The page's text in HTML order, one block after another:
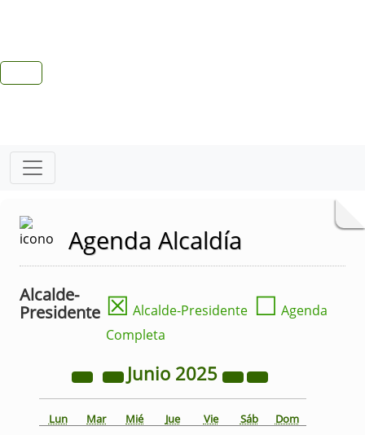
Agenda Alcaldía
Alcalde-
Presidente ☒ Alcalde-Presidente ☐ Agenda
Completa
Junio 2025
Lun Mar Mié Jue Vie Sáb Dom